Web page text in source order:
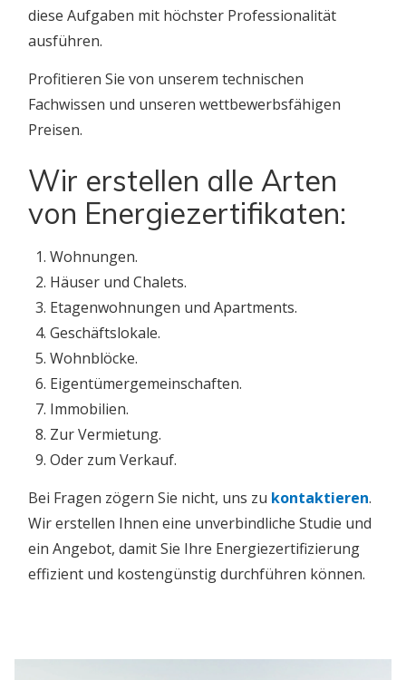
diese Aufgaben mit höchster Professionalität
ausführen.
Profitieren Sie von unserem technischen
Fachwissen und unseren wettbewerbsfähigen
Preisen.
Wir erstellen alle Arten
von Energiezertifikaten:
Wohnungen.
Häuser und Chalets.
Etagenwohnungen und Apartments.
Geschäftslokale.
Wohnblöcke.
Eigentümergemeinschaften.
Immobilien.
Zur Vermietung.
Oder zum Verkauf.
Bei Fragen zögern Sie nicht, uns zu kontaktieren.
Wir erstellen Ihnen eine unverbindliche Studie und
ein Angebot, damit Sie Ihre Energiezertifizierung
effizient und kostengünstig durchführen können.